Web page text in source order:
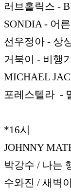
러브홀릭스 -
SONDIA - 어
선우정아 - 상
거북이 - 비행
MICHAEL
포레스텔라 -
*16시
JOHNNY
박강수 / 나는
수와진 / 새벽